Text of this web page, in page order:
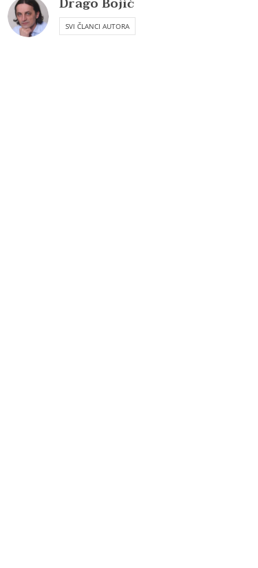
SVI ČLANCI AUTORA